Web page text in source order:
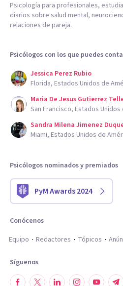
Psicología para profesionales,
diarios sobre salud mental,
relaciones de pareja.
Psicólogos con los que puedes
Jessica Perez Rubio
Florida, Estados Unidos de
Maria De Jesus Gutierrez
San Francisco, Estados Unidos
Sandra Milena Jimenez
Miami, Estados Unidos de
Psicólogos nominados y premiados
PyM Awards 2024
Conócenos
Equipo
Redactores Tópicos
Síguenos